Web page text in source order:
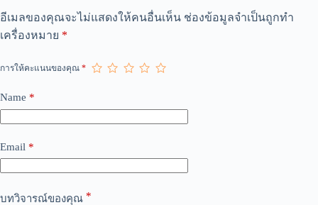
อีเมลของคุณจะไม่แสดงให้คนอื่นเห็น ช่องข้อมูลจำเป็นถูกทำ
เครื่องหมาย *
การให้คะแนนของคุณ *
Name *
Email *
บทวิจารณ์ของคุณ *
A
t
r
a
t
e
: